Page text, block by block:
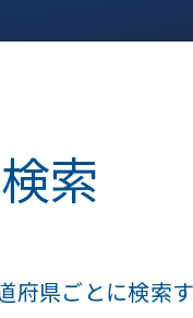
索
県ごとに検索